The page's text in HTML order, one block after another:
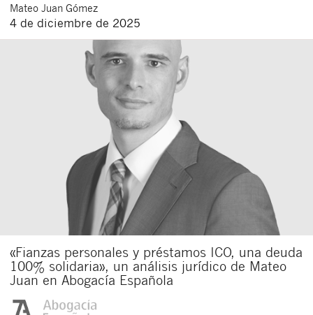
Mateo Juan Gómez
4 de diciembre de 2025
«Fianzas personales y préstamos ICO, una deuda
100% solidaria», un análisis jurídico de Mateo
Juan en Abogacía Española